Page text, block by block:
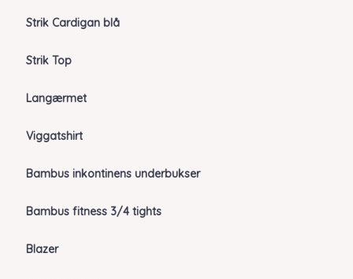
Strik Cardigan blå
Strik Top
Langærmet
Viggatshirt
Bambus inkontinens underbukser
Bambus fitness 3/4 tights
Blazer